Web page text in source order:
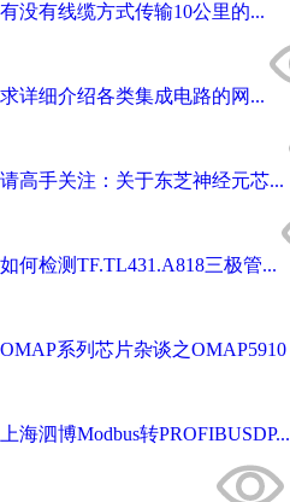
有没有线缆方式传输10公里的...
求详细介绍各类集成电路的网...
请高手关注：关于东芝神经元芯...
如何检测TF.TL431.A818三极管...
OMAP系列芯片杂谈之OMAP5910
上海泗博Modbus转PROFIBUSDP...